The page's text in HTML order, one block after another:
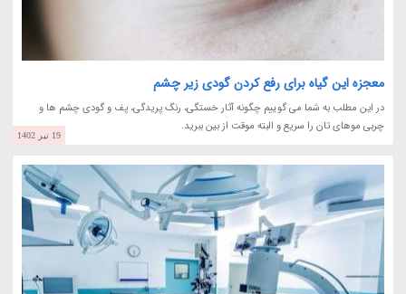
معجزه این گیاه برای رفع کردن گودی زیر چشم
در این مطلب به شما می گوییم چگونه آثار خستگی، رنگ پریدگی، پف و گودی چشم ها و
چربی موهای تان را سریع و البته موقت از بین ببرید.
19 تیر 1402